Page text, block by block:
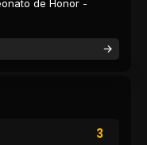
de Honor -
3